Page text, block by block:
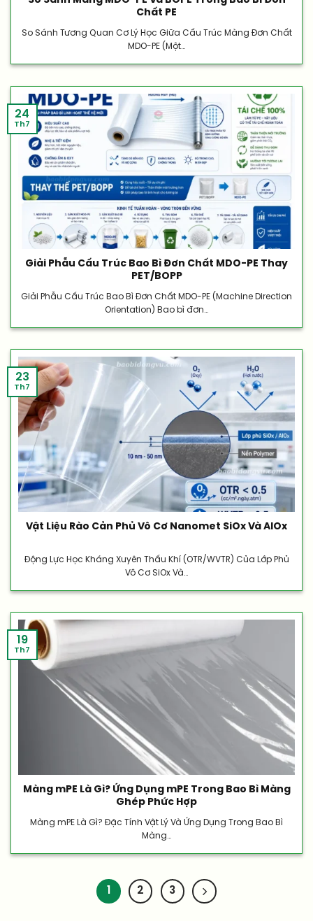
Chất PE
So Sánh Tương Quan Cơ Lý Học Giữa Cấu Trúc Màng Đơn Chất
MDO-PE (Một...
Giải Phẫu Cấu Trúc Bao Bì Đơn Chất MDO-PE Thay
PET/BOPP
Giải Phẫu Cấu Trúc Bao Bì Đơn Chất MDO-PE (Machine Direction
Orientation) Bao bì đơn...
24
Th7
Vật Liệu Rào Cản Phủ Vô Cơ Nanomet SiOx Và AlOx
Động Lực Học Kháng Xuyên Thấu Khí (OTR/WVTR) Của Lớp Phủ
Vô Cơ SiOx Và...
23
Th7
Màng mPE Là Gì? Ứng Dụng mPE Trong Bao Bì Màng
Ghép Phức Hợp
Màng mPE Là Gì? Đặc Tính Vật Lý Và Ứng Dụng Trong Bao Bì
Màng...
19
Th7
2 3